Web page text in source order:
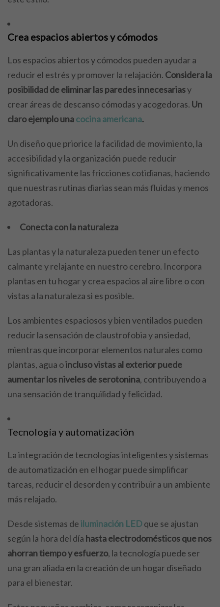
Crea espacios abiertos y cómodos
Los espacios abiertos y cómodos pueden ayudar a
reducir el estrés y promover la relajación. Considera la
posibilidad de eliminar las paredes innecesariasy
crear áreas de descanso cómodas y acogedoras. Un
claro ejemplo unacocina americana.
Un diseño que priorice la facilidad de movimiento, la
accesibilidad y la organización puede reducir
significativamente las fricciones cotidianas, haciendo
que nuestras rutinas diarias sean más fluidas y menos
agotadoras.
Conecta con la naturaleza
Las plantas y la naturaleza pueden tener un efecto
calmante y relajante en nuestro cerebro. Incorpora
plantas en tu hogar y crea espacios al aire libre o con
vistas a la naturaleza si es posible.
Los ambientes espaciosos y bien ventilados pueden
reducir la sensación de claustrofobia y ansiedad,
mientras que incorporar elementos naturales como
plantas, agua oincluso vistas al exterior puede
aumentar los niveles de serotonina, contribuyendo a
una sensación de tranquilidad y felicidad.
Tecnología y automatización
La integración de tecnologías inteligentes y sistemas
de automatización en el hogar puede simplificar
tareas, reducir el desorden y contribuir a un ambiente
más relajado.
Desde sistemas deiluminación LEDque se ajustan
según la hora del día hasta electrodomésticos que nos
ahorran tiempo y esfuerzo, la tecnología puede ser
una gran aliada en la creación de un hogar diseñado
para el bienestar.